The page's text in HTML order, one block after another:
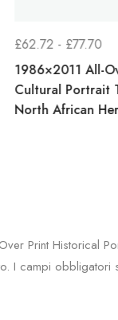
£62.72 - £77.70
DI
1986×2011 All-
Cultural Portrait
North African
Print Historical
I campi obbligatori